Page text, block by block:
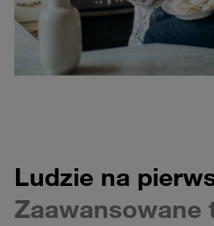
Ludzie na
Zaawansowane